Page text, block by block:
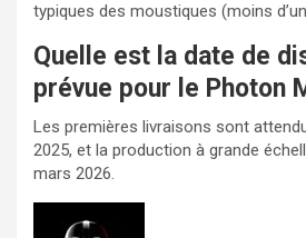
typiques des moustiques (moins
Quelle est la date de
prévue pour le Photon
Les premières livraisons sont
2025, et la production à grande
mars 2026.